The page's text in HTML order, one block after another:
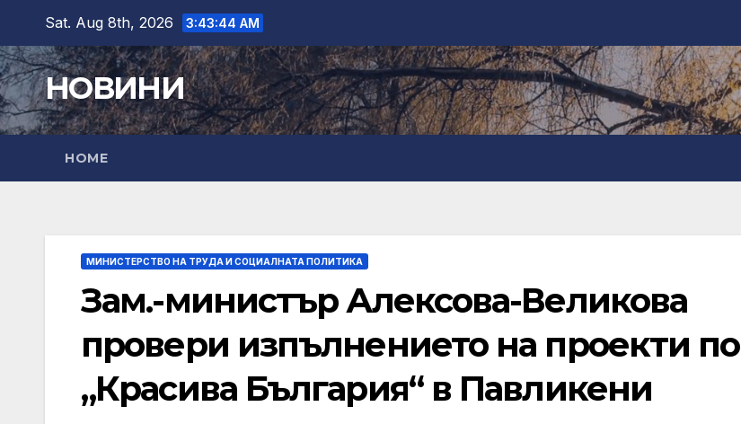
content
Sat. Aug 8th, 2026 3:43:46 AM
НОВИНИ
HOME
МИНИСТЕРСТВО НА ТРУДА И СОЦИАЛНАТА ПОЛИТИКА
Зам.-министър Алексова-Великова
провери изпълнението на проекти по
„Красива България“ в Павликени